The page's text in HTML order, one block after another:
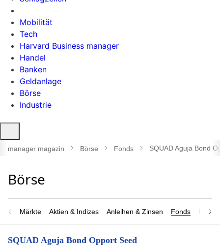
Mobilität
Tech
Harvard Business manager
Handel
Banken
Geldanlage
Börse
Industrie
öffnen
manager magazin Börse Fonds SQUAD Aguja Bond
Märkte Aktien & Indizes Anleihen & Zinsen Fonds
SQUAD Aguja Bond Opport Seed